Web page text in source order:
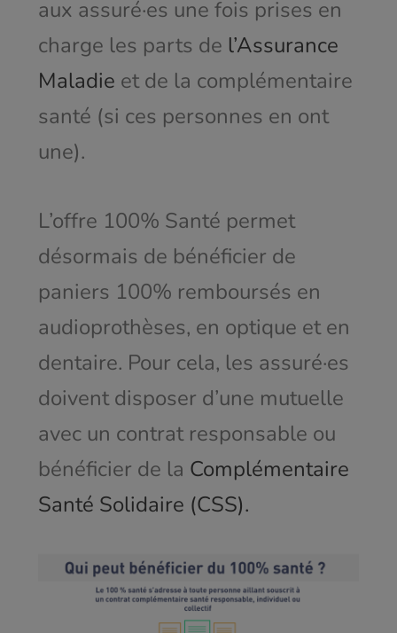
aux assuré·es une fois prises en
charge les parts de l’Assurance
Maladie et de la complémentaire
santé (si ces personnes en ont
une).
L’offre 100% Santé permet
désormais de bénéficier de
paniers 100% remboursés en
audioprothèses, en optique et en
dentaire. Pour cela, les assuré·es
doivent disposer d’une mutuelle
avec un contrat responsable ou
bénéficier de la Complémentaire
Santé Solidaire (CSS).